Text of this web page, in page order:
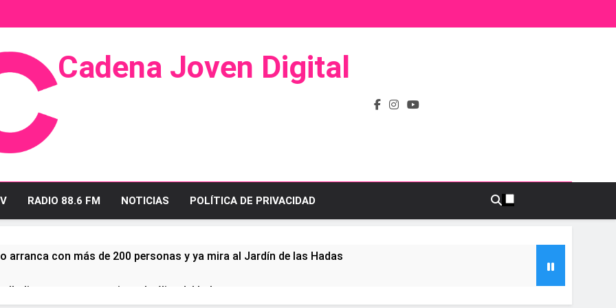
Cadena Joven Digital
Radio Y Televisión
RADIO 88.6 FM NOTICIAS POLÍTICA DE PRIVACIDAD
arranca con más de 200 personas y ya mira al Jardín de las Hadas
linense tras conquistar la élite del baloncesto